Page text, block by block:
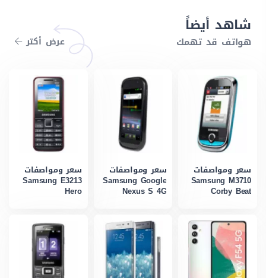
شاهد أيضاً
هواتف قد تهمك عرض أكتر
سعر ومواصفات
Samsung M3710
Corby Beat
سعر ومواصفات
Samsung Google
Nexus S 4G
سعر ومواصفات
Samsung E3213
Hero